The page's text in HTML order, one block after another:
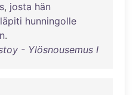
, josta hän
hunningolle
.
- Ylösnousemus I